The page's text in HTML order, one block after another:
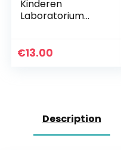
Kinderen
Laboratorium
Wetenschap Lab
€13.00
Description